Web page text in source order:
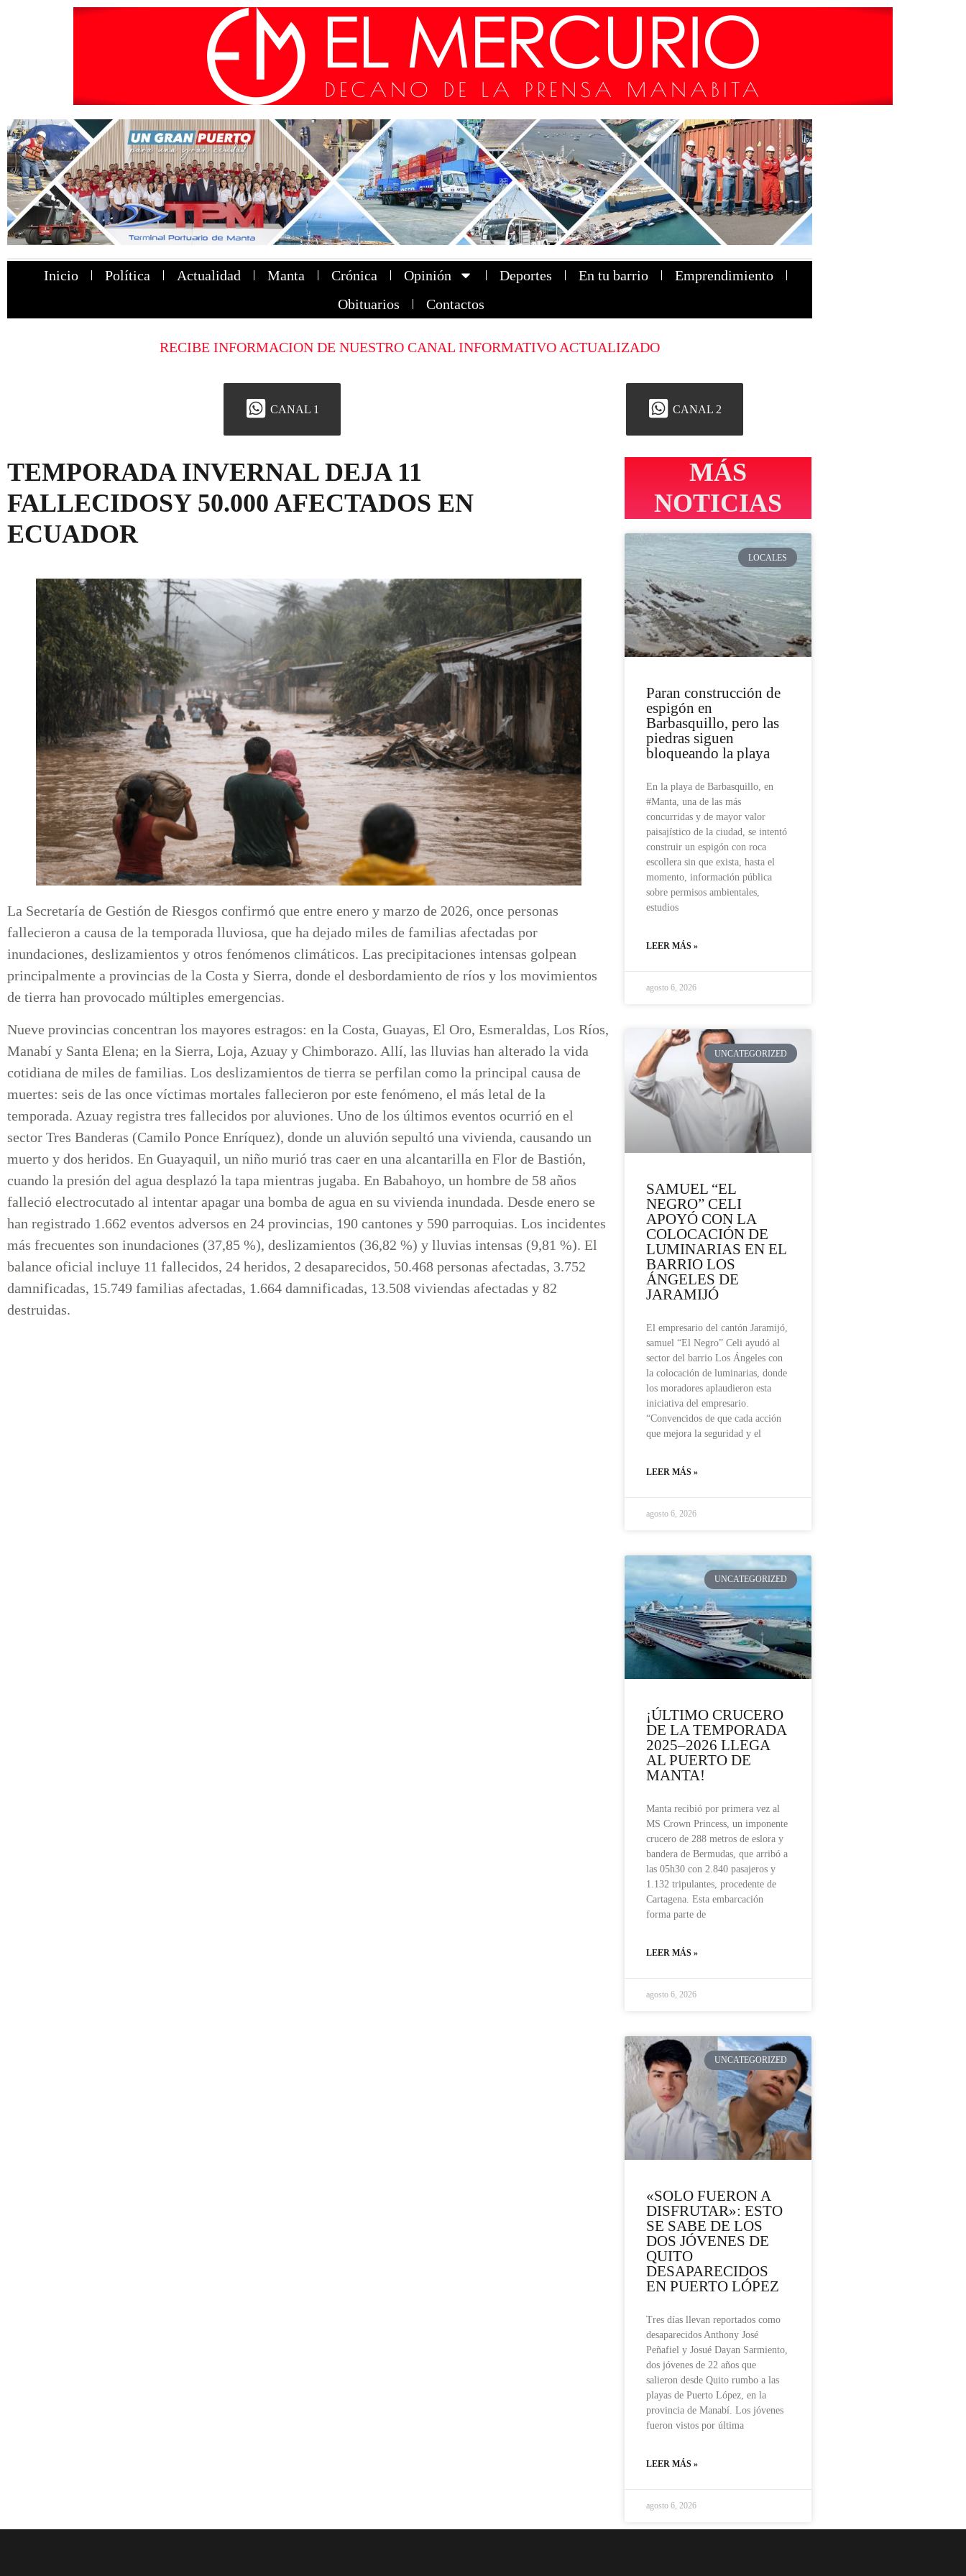
Inicio Política Actualidad Manta Crónica Opinión Deportes En tu barrio
Emprendimiento
Obituarios
Contactos
RECIBE INFORMACION DE NUESTRO CANAL INFORMATIVO ACTUALIZADO
CANAL 1 CANAL 2
TEMPORADA INVERNAL DEJA 11
FALLECIDOSY 50.000 AFECTADOS EN
ECUADOR
La Secretaría de Gestión de Riesgos confirmó que entre enero y marzo de 2026, once personas
fallecieron a causa de la temporada lluviosa, que ha dejado miles de familias afectadas por
inundaciones, deslizamientos y otros fenómenos climáticos. Las precipitaciones intensas golpean
principalmente a provincias de la Costa y Sierra, donde el desbordamiento de ríos y los movimientos
de tierra han provocado múltiples emergencias.
Nueve provincias concentran los mayores estragos: en la Costa, Guayas, El Oro, Esmeraldas, Los Ríos,
Manabí y Santa Elena; en la Sierra, Loja, Azuay y Chimborazo. Allí, las lluvias han alterado la vida
cotidiana de miles de familias. Los deslizamientos de tierra se perfilan como la principal causa de
muertes: seis de las once víctimas mortales fallecieron por este fenómeno, el más letal de la
temporada. Azuay registra tres fallecidos por aluviones. Uno de los últimos eventos ocurrió en el
sector Tres Banderas (Camilo Ponce Enríquez), donde un aluvión sepultó una vivienda, causando un
muerto y dos heridos. En Guayaquil, un niño murió tras caer en una alcantarilla en Flor de Bastión,
cuando la presión del agua desplazó la tapa mientras jugaba. En Babahoyo, un hombre de 58 años
falleció electrocutado al intentar apagar una bomba de agua en su vivienda inundada. Desde enero se
han registrado 1.662 eventos adversos en 24 provincias, 190 cantones y 590 parroquias. Los incidentes
más frecuentes son inundaciones (37,85 %), deslizamientos (36,82 %) y lluvias intensas (9,81 %). El
balance oficial incluye 11 fallecidos, 24 heridos, 2 desaparecidos, 50.468 personas afectadas, 3.752
damnificadas, 15.749 familias afectadas, 1.664 damnificadas, 13.508 viviendas afectadas y 82
destruidas.
MÁS
NOTICIAS
LOCALES
Paran construcción de
espigón en
Barbasquillo, pero las
piedras siguen
bloqueando la playa
En la playa de Barbasquillo, en
#Manta, una de las más
concurridas y de mayor valor
paisajístico de la ciudad, se intentó
construir un espigón con roca
escollera sin que exista, hasta el
momento, información pública
sobre permisos ambientales,
estudios
LEER MÁS »
agosto 6, 2026
UNCATEGORIZED
SAMUEL “EL
NEGRO” CELI
APOYÓ CON LA
COLOCACIÓN DE
LUMINARIAS EN EL
BARRIO LOS
ÁNGELES DE
JARAMIJÓ
El empresario del cantón Jaramijó,
samuel “El Negro” Celi ayudó al
sector del barrio Los Ángeles con
la colocación de luminarias, donde
los moradores aplaudieron esta
iniciativa del empresario.
“Convencidos de que cada acción
que mejora la seguridad y el
LEER MÁS »
agosto 6, 2026
UNCATEGORIZED
¡ÚLTIMO CRUCERO
DE LA TEMPORADA
2025–2026 LLEGA
AL PUERTO DE
MANTA!
Manta recibió por primera vez al
MS Crown Princess, un imponente
crucero de 288 metros de eslora y
bandera de Bermudas, que arribó a
las 05h30 con 2.840 pasajeros y
1.132 tripulantes, procedente de
Cartagena. Esta embarcación
forma parte de
LEER MÁS »
agosto 6, 2026
UNCATEGORIZED
«SOLO FUERON A
DISFRUTAR»: ESTO
SE SABE DE LOS
DOS JÓVENES DE
QUITO
DESAPARECIDOS
EN PUERTO LÓPEZ
Tres días llevan reportados como
desaparecidos Anthony José
Peñafiel y Josué Dayan Sarmiento,
dos jóvenes de 22 años que
salieron desde Quito rumbo a las
playas de Puerto López, en la
provincia de Manabí. Los jóvenes
fueron vistos por última
LEER MÁS »
agosto 6, 2026